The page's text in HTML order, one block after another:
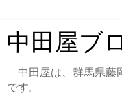
中田屋ブ
中田屋は、群馬県藤
です。